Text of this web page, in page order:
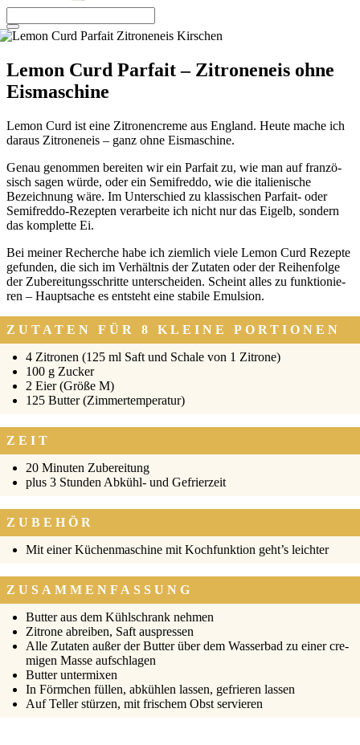
Menü
Lemon Curd Parfait – Zitroneneis ohne
Eismaschine
Lemon Curd ist eine Zitro­nen­creme aus Eng­land. Heu­te mache ich
dar­aus Zitro­nen­eis – ganz ohne Eis­ma­schi­ne.
Genau genom­men berei­ten wir ein Par­fait zu, wie man auf fran­zö­
sisch sagen wür­de, oder ein Semi­fred­do, wie die ita­lie­ni­sche
Bezeich­nung wäre. Im Unter­schied zu klas­si­schen Par­fait- oder
Semi­fred­do-Rezep­ten ver­ar­bei­te ich nicht nur das Eigelb, son­dern
das kom­plet­te Ei.
Bei mei­ner Recher­che habe ich ziem­lich vie­le Lemon Curd Rezep­te
gefun­den, die sich im Ver­hält­nis der Zuta­ten oder der Rei­hen­fol­ge
der Zube­rei­tungs­schrit­te unter­schei­den. Scheint alles zu funk­tio­nie­
ren – Haupt­sa­che es ent­steht eine sta­bi­le Emul­si­on.
ZUTATEN FÜR 8 KLEINE PORTIONEN
4 Zitro­nen (125 ml Saft und Scha­le von 1 Zitro­ne)
100 g Zucker
2 Eier (Grö­ße M)
125 But­ter (Zim­mer­tem­pe­ra­tur)
ZEIT
20 Minu­ten Zube­rei­tung
plus 3 Stun­den Abkühl- und Gefrier­zeit
ZUBEHÖR
Mit einer Küchen­ma­schi­ne mit Koch­funk­ti­on geht’s leich­ter
ZUSAMMENFASSUNG
But­ter aus dem Kühl­schrank neh­men
Zitro­ne abrei­ben, Saft aus­pres­sen
Alle Zuta­ten außer der But­ter über dem Was­ser­bad zu einer cre­
mi­gen Mas­se auf­schla­gen
But­ter unter­mi­xen
In Förm­chen fül­len, abküh­len las­sen, gefrie­ren las­sen
Auf Tel­ler stür­zen, mit fri­schem Obst ser­vie­ren